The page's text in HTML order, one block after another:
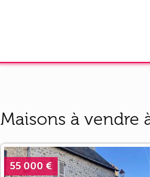
Maisons à vendre
55 000 €